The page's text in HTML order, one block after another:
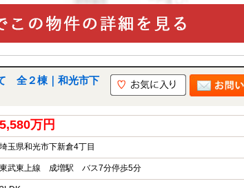
全２棟｜和光市下
5,580万円
埼玉県和光市下新倉4丁目
東武東上線 成増駅 バス7分停歩5分